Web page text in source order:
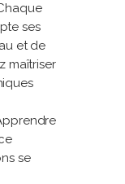
ses
et de
maîtriser
se